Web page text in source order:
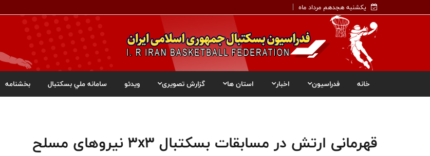
یکشنبه هجدهم مرداد ماه
خانه فدراسیون اخبار استان ها گزارش تصویری ویدئو سامانه ملي بسکتبال بخشنامه
قهرمانی ارتش در مسابقات بسکتبال ۳x3 نیروهای مسلح